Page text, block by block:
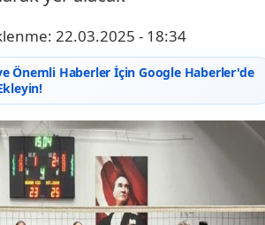
22.03.2025 - 18:34
Önemli Haberler İçin Google Haberler'de